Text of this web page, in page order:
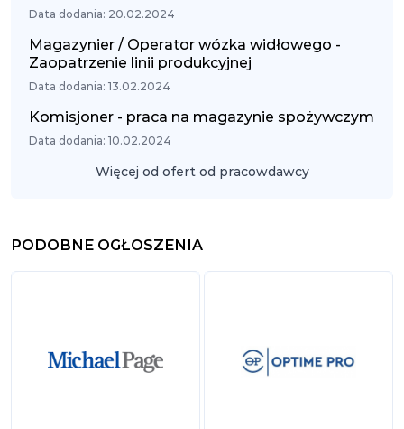
Data dodania: 20.02.2024
Magazynier / Operator wózka widłowego -
Zaopatrzenie linii produkcyjnej
Data dodania: 13.02.2024
Komisjoner - praca na magazynie spożywczym
Data dodania: 10.02.2024
Więcej od ofert od pracowdawcy
PODOBNE OGŁOSZENIA